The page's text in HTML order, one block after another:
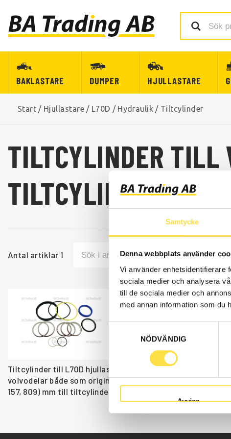
Samtycke
Denna webbplats använder
Vi använder enhetsidentifierare
sociala medier och analysera
till de sociala medier och
med annan information som du
NÖDVÄNDIG
Avvisa
BAKLASTARE DUMPER HJULLASTARE
Start / Hjullastare / L70D / Hydraulik / Tiltcylinder
TILTCYLINDER TILL
TILTCYLINDER TILL
Antal artiklar 1
TÄTNINGSSATS
HY809
Ref. nr 11998809
Tiltcylinder till L70D hjullastare finns som volvodelar hos
volvodelar både som original och icke original. Vi har
157, 809) mm till tiltcylinder som passar till Volvo hjullastare